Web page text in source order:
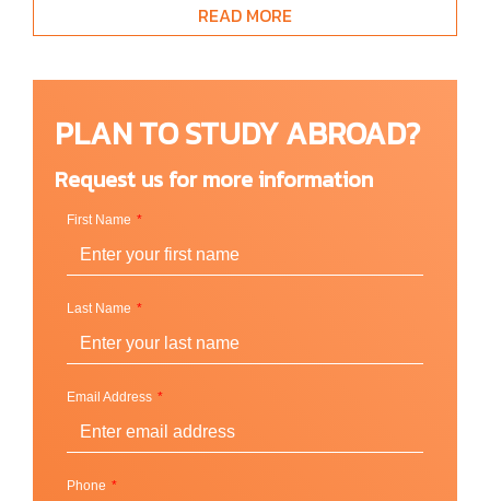
การพูดด้วยความมั่นใจ (Speak with
confidence)
พัฒนาภาษาอังกฤษสำหรับมหาวิทยาลัย
การเขียนรายงานและเรียงความ (Report &
Research)
ออสเตรเลีย (Start your experience in Perth,
a head start on your education journey)
READ MORE
PLAN TO STUDY ABROAD?
Request us for more information
First Name
Last Name
Email Address
Phone